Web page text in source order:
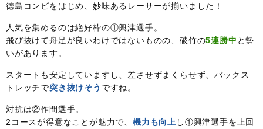
徳島コンビをはじめ、妙味あるレーサーが揃いました！
人気を集めるのは絶好枠の①興津選手。
飛び抜けて舟足が良いわけではないものの、破竹の5連勝中 と勢
いがあります。
スタートも安定していますし、差させずまくらせず、バックス
トレッチで突き抜けそう ですね。
対抗は②作間選手。
2コースが得意なことが魅力で、機力も向上 し①興津選手を上回